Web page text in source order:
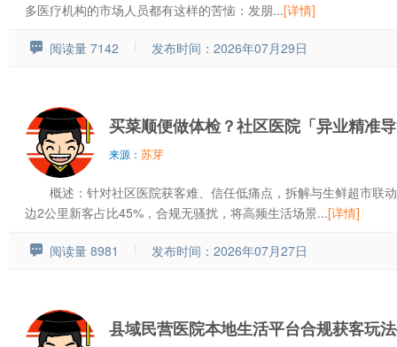
多医疗机构的市场人员都有这样的苦恼：发朋...[详情]
阅读量 7142 发布时间：2026年07月29日
买菜顺便做体检？社区医院「异业精准
来源： 苏芽
概述：针对社区医院获客难、信任低痛点，拆解与生鲜超市联动
边2公里新客占比45%，合规无骚扰，将高频生活场景...[详情]
阅读量 8981 发布时间：2026年07月27日
县域民营医院本地生活平台合规获客玩